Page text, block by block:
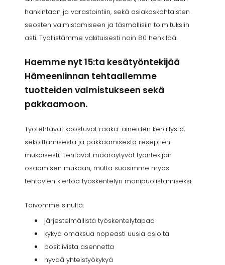
hankintaan ja varastointiin, sekä asiakaskohtaisten
seosten valmistamiseen ja täsmällisiin toimituksiin
asti. Työllistämme vakituisesti noin 80 henkilöä.
Haemme nyt 15:ta kesätyöntekijää
Hämeenlinnan tehtaallemme
tuotteiden valmistukseen sekä
pakkaamoon.
Työtehtävät koostuvat raaka-aineiden keräilystä,
sekoittamisesta ja pakkaamisesta reseptien
mukaisesti. Tehtävät määräytyvät työntekijän
osaamisen mukaan, mutta suosimme myös
tehtävien kiertoa työskentelyn monipuolistamiseksi.
Toivomme sinulta:
järjestelmällistä työskentelytapaa
kykyä omaksua nopeasti uusia asioita
positiivista asennetta
hyvää yhteistyökykyä